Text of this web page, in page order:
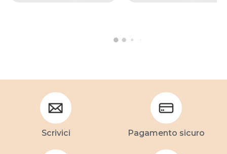
Scrivici Pagamento sicuro